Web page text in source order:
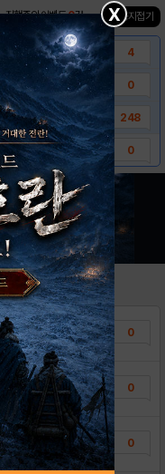
진행중인 이벤트0건 ▲ 공지접기
4
.. 0
248
0
0
0
0
X